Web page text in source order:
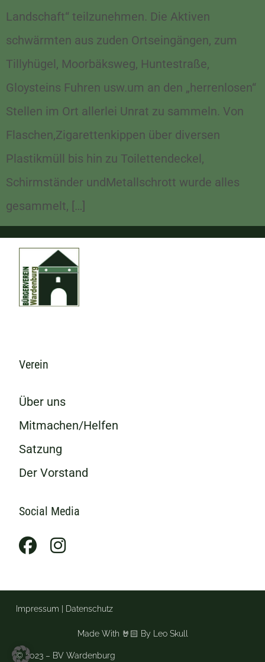
Landschaft“ teilzunehmen. Die Aktiven
schwärmten aus zuden Ortseingängen, zum
Tillyhügel, Moorbäksweg, Huntestraße,
Gloysteins Fuhren usw.um an den „herrenlosen“
Stellen im Ort allerlei Unrat zu sammeln. Von
Flaschen,Zigarettenkippen über diversen
Plastikmüll bis hin zu Toilettendeckel,
Schirmständer undMetallschrott wurde alles
gesammelt, […]
Verein
Über uns
Mitmachen/Helfen
Satzung
Der Vorstand
Social Media
Impressum Datenschutz
Made With 🤘🏻 By Leo Skull
© 2023 – BV Wardenburg